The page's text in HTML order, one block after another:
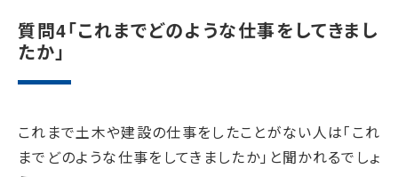
質問4「これまでどのような仕事をしてきまし
たか」
これまで土木や建設の仕事をしたことがない人は「これ
までどのような仕事をしてきましたか」と聞かれるでしょ